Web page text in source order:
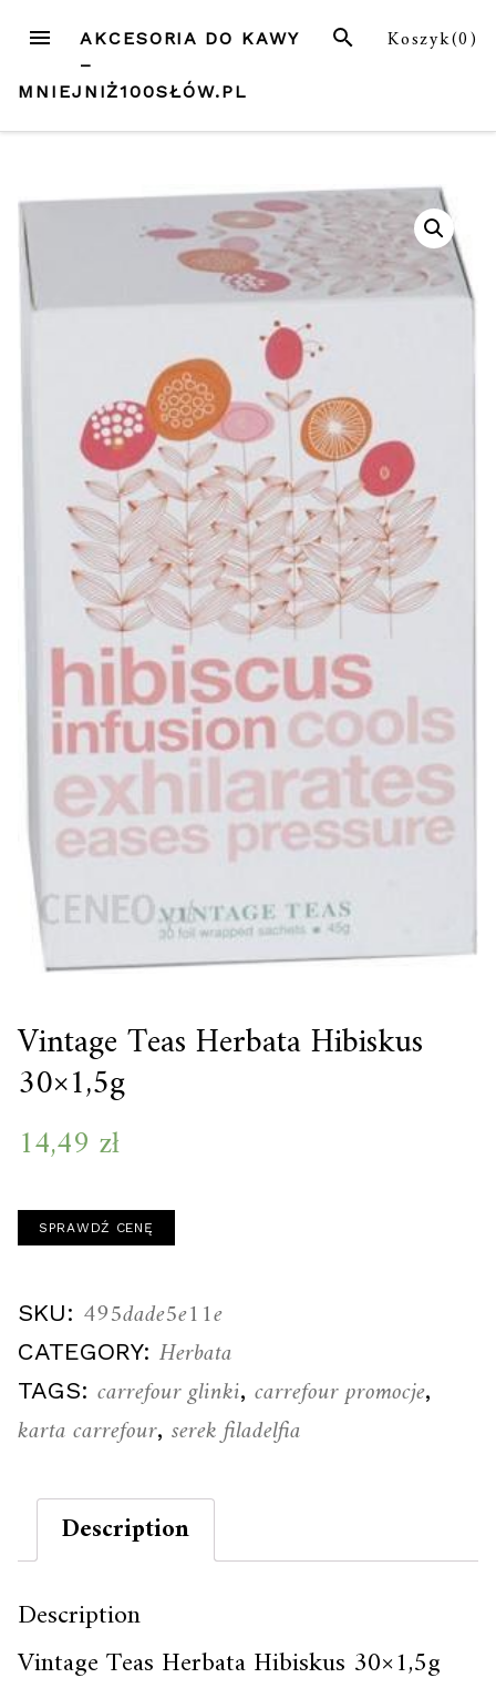
treści
MENU Koszyk(0)
SZUKAJ
AKCESORIA DO KAWY
–
MNIEJNIŻ100SŁÓW.PL
Vintage Teas Herbata Hibiskus
30×1,5g
14,49 zł
SPRAWDŹ CENĘ
SKU: 495dade5e11e
CATEGORY: Herbata
TAGS: carrefour glinki, carrefour promocje,
karta carrefour, serek filadelfia
Description
Description
Vintage Teas Herbata Hibiskus 30×1,5g